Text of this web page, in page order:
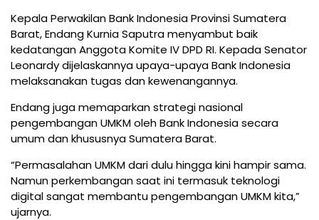
Kepala Perwakilan Bank Indonesia Provinsi Sumatera
Barat, Endang Kurnia Saputra menyambut baik
kedatangan Anggota Komite IV DPD RI. Kepada Senator
Leonardy dijelaskannya upaya-upaya Bank Indonesia
melaksanakan tugas dan kewenangannya.
Endang juga memaparkan strategi nasional
pengembangan UMKM oleh Bank Indonesia secara
umum dan khususnya Sumatera Barat.
“Permasalahan UMKM dari dulu hingga kini hampir sama.
Namun perkembangan saat ini termasuk teknologi
digital sangat membantu pengembangan UMKM kita,”
ujarnya.